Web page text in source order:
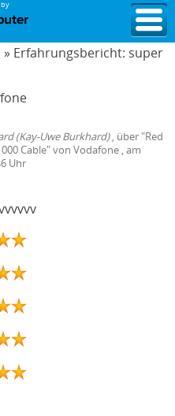
» Erfahrungsbericht: super
(Kay-Uwe Burkhard), über "Red
Cable" von Vodafone , am
Uhr